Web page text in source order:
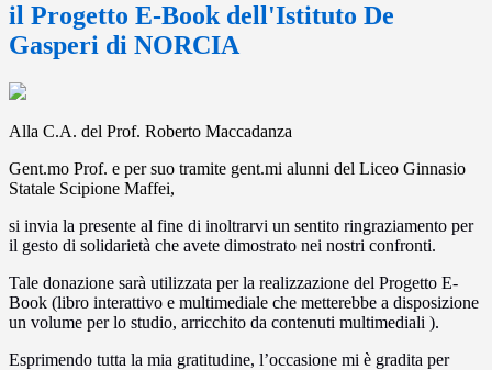
il Progetto E-Book dell'Istituto De
Gasperi di NORCIA
Alla C.A. del Prof. Roberto Maccadanza
Gent.mo Prof. e per suo tramite gent.mi alunni del Liceo Ginnasio
Statale Scipione Maffei,
si invia la presente al fine di inoltrarvi un sentito ringraziamento per
il gesto di solidarietà che avete dimostrato nei nostri confronti.
Tale donazione sarà utilizzata per la realizzazione del Progetto E-
Book (libro interattivo e multimediale che metterebbe a disposizione
un volume per lo studio, arricchito da contenuti multimediali ).
Esprimendo tutta la mia gratitudine, l’occasione mi è gradita per